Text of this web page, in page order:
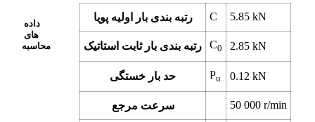
داده
های
محاسبه
رتبه بندی بار اولیه پویا C 5.85 kN
رتبه بندی بار ثابت استاتیک C0 2.85 kN
حد بار خستگی Pu 0.12 kN
سرعت مرجع 50 000 r/min